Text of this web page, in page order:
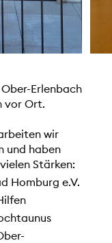
Erlenbach
vor Ort.
wir
und haben
Stärken:
Homburg e.V.